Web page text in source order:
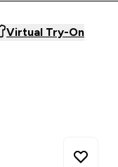
Virtual Try-On